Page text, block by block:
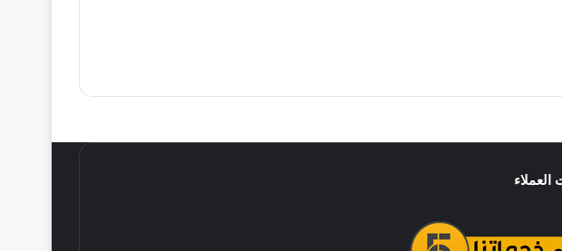
العملاء